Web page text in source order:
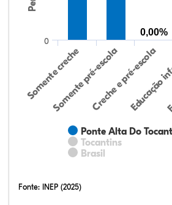
Ponte Alta Do
Tocantins
Brasil
Somente creche
Somente pré-escolaCreche e pré-escola
0
0,00%
Fonte: INEP (2025)